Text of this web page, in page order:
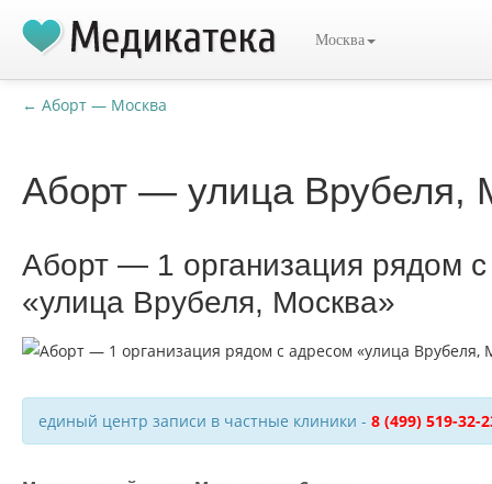
Москва
← Аборт — Москва
Аборт — улица Врубеля,
Аборт — 1 организация рядом
«улица Врубеля, Москва»
единый центр записи в частные клиники - 8 (499) 519-32-